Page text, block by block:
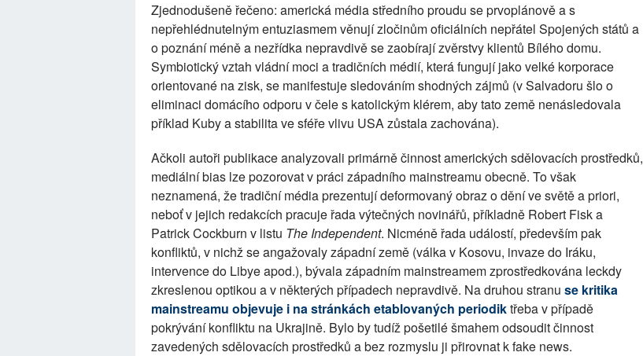
Zjednodušeně řečeno: americká média středního proudu se prvoplánově a s
nepřehlédnutelným entuziasmem věnují zločinům oficiálních nepřátel Spojených států a
o poznání méně a nezřídka nepravdivě se zaobírají zvěrstvy klientů Bílého domu.
Symbiotický vztah vládní moci a tradičních médií, která fungují jako velké korporace
orientované na zisk, se manifestuje sledováním shodných zájmů (v Salvadoru šlo o
eliminaci domácího odporu v čele s katolickým klérem, aby tato země nenásledovala
příklad Kuby a stabilita ve sféře vlivu USA zůstala zachována).
Ačkoli autoři publikace analyzovali primárně činnost amerických sdělovacích prostředků,
mediální bias lze pozorovat v práci západního mainstreamu obecně. To však
neznamená, že tradiční média prezentují deformovaný obraz o dění ve světě a priori,
neboť v jejich redakcích pracuje řada výtečných novinářů, příkladně Robert Fisk a
Patrick Cockburn v listu The Independent. Nicméně řada událostí, především pak
konfliktů, v nichž se angažovaly západní země (válka v Kosovu, invaze do Iráku,
intervence do Libye apod.), bývala západním mainstreamem zprostředkována leckdy
zkreslenou optikou a v některých případech nepravdivě. Na druhou stranu se kritika
mainstreamu objevuje i na stránkách etablovaných periodiktřeba v případě
pokrývání konfliktu na Ukrajině. Bylo by tudíž pošetilé šmahem odsoudit činnost
zavedených sdělovacích prostředků a bez rozmyslu ji přirovnat k fake news.